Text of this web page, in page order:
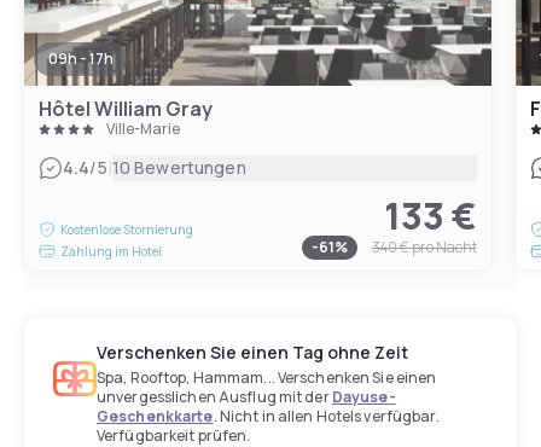
09h - 17h
Hôtel William Gray
Ville-Marie
4.4/5|10 Bewertungen
Kostenlose Stornierung
Zahlung im Hotel
133 €
-61% 340 €pro Nacht
Verschenken Sie einen Tag ohne Zeit
Spa, Rooftop, Hammam... Verschenken Sie einen
unvergesslichen Ausflug mit derDayuse-
Geschenkkarte. Nicht in allen Hotels verfügbar.
Verfügbarkeit prüfen.